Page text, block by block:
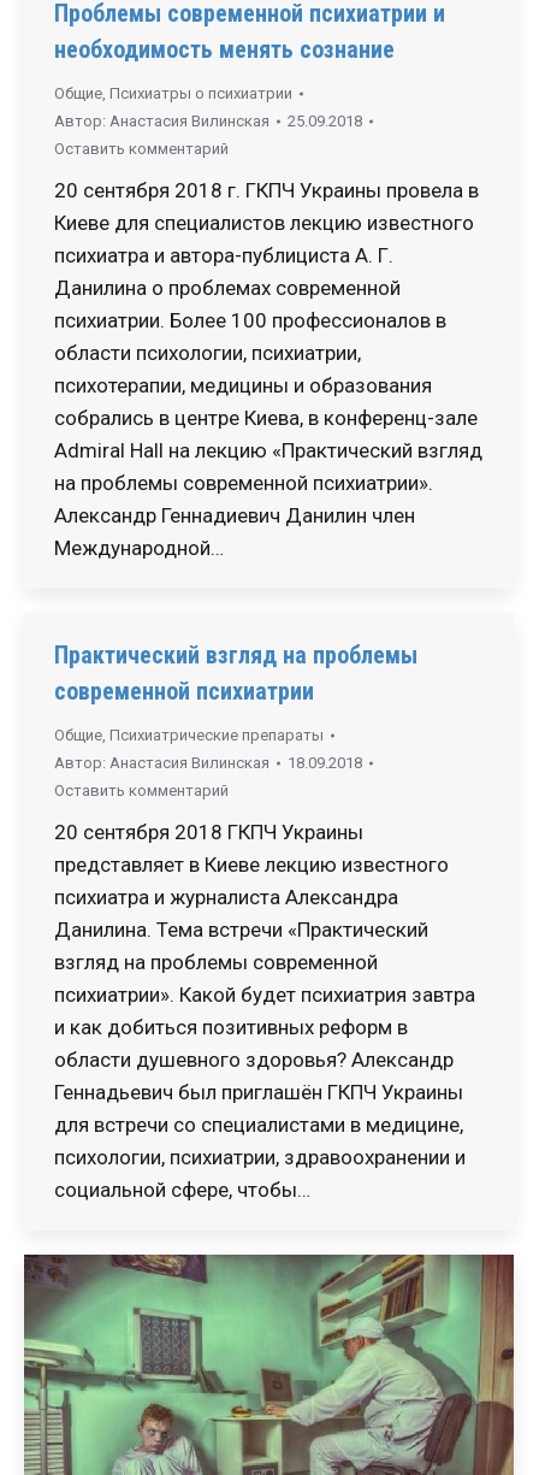
Проблемы современной психиатрии и
необходимость менять сознание
Общие, Психиатры о психиатрии
Автор: Анастасия Вилинская
25.09.2018
Оставить комментарий
20 сентября 2018 г. ГКПЧ Украины провела в
Киеве для специалистов лекцию известного
психиатра и автора-публициста А. Г.
Данилина о проблемах современной
психиатрии. Более 100 профессионалов в
области психологии, психиатрии,
психотерапии, медицины и образования
собрались в центре Киева, в конференц-зале
Admiral Hall на лекцию «Практический взгляд
на проблемы современной психиатрии».
Александр Геннадиевич Данилин член
Международной…
Практический взгляд на проблемы
современной психиатрии
Общие, Психиатрические препараты
Автор: Анастасия Вилинская
18.09.2018
Оставить комментарий
20 сентября 2018 ГКПЧ Украины
представляет в Киеве лекцию известного
психиатра и журналиста Александра
Данилина. Тема встречи «Практический
взгляд на проблемы современной
психиатрии». Какой будет психиатрия завтра
и как добиться позитивных реформ в
области душевного здоровья? Александр
Геннадьевич был приглашён ГКПЧ Украины
для встречи со специалистами в медицине,
психологии, психиатрии, здравоохранении и
социальной сфере, чтобы…